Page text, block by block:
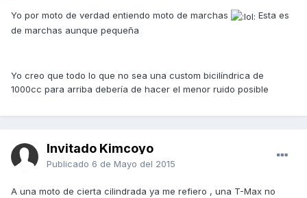
Yo por moto de verdad entiendo moto de marchas
Esta es
de marchas aunque pequeña
Yo creo que todo lo que no sea una custom bicilíndrica de
1000cc para arriba debería de hacer el menor ruido posible
Invitado Kimcoyo
Publicado 6 de Mayo del 2015
A una moto de cierta cilindrada ya me refiero , una T-Max no